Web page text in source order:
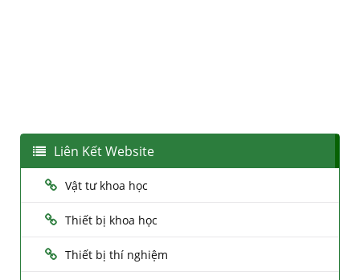
Liên Kết Website
Vật tư khoa học
Thiết bị khoa học
Thiết bị thí nghiệm